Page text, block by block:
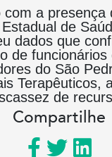
com a presença
de
dados que
de
do São
Terapêuticos,
de
Compartilhe